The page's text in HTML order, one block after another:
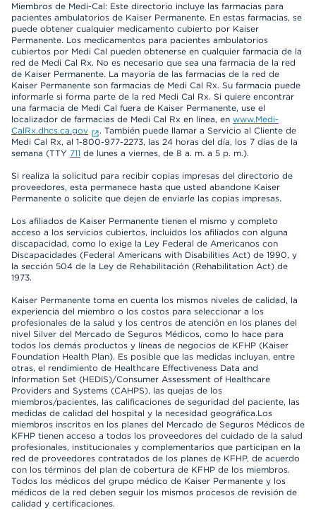
Miembros de Medi-Cal: Este directorio incluye las farmacias para
pacientes ambulatorios de Kaiser Permanente. En estas farmacias, se
puede obtener cualquier medicamento cubierto por Kaiser
Permanente. Los medicamentos para pacientes ambulatorios
cubiertos por Medi Cal pueden obtenerse en cualquier farmacia de la
red de Medi Cal Rx. No es necesario que sea una farmacia de la red
de Kaiser Permanente. La mayoría de las farmacias de la red de
Kaiser Permanente son farmacias de Medi Cal Rx. Su farmacia puede
informarle si forma parte de la red Medi Cal Rx. Si quiere encontrar
una farmacia de Medi Cal fuera de Kaiser Permanente, use el
localizador de farmacias de Medi Cal Rx en línea, en www.Medi-
CalRx.dhcs.ca.gov
. También puede llamar a Servicio al Cliente de
Medi Cal Rx, al 1-800-977-2273, las 24 horas del día, los 7 días de la
semana (TTY 711 de lunes a viernes, de 8 a. m. a 5 p. m.).
Si realiza la solicitud para recibir copias impresas del directorio de
proveedores, esta permanece hasta que usted abandone Kaiser
Permanente o solicite que dejen de enviarle las copias impresas.
Los afiliados de Kaiser Permanente tienen el mismo y completo
acceso a los servicios cubiertos, incluidos los afiliados con alguna
discapacidad, como lo exige la Ley Federal de Americanos con
Discapacidades (Federal Americans with Disabilities Act) de 1990, y
la sección 504 de la Ley de Rehabilitación (Rehabilitation Act) de
1973.
Kaiser Permanente toma en cuenta los mismos niveles de calidad, la
experiencia del miembro o los costos para seleccionar a los
profesionales de la salud y los centros de atención en los planes del
nivel Silver del Mercado de Seguros Médicos, como lo hace para
todos los demás productos y líneas de negocios de KFHP (Kaiser
Foundation Health Plan). Es posible que las medidas incluyan, entre
otras, el rendimiento de Healthcare Effectiveness Data and
Information Set (HEDIS)/Consumer Assessment of Healthcare
Providers and Systems (CAHPS), las quejas de los
miembros/pacientes, las calificaciones de seguridad del paciente, las
medidas de calidad del hospital y la necesidad geográfica.Los
miembros inscritos en los planes del Mercado de Seguros Médicos de
KFHP tienen acceso a todos los proveedores del cuidado de la salud
profesionales, institucionales y complementarios que participan en la
red de proveedores contratados de los planes de KFHP, de acuerdo
con los términos del plan de cobertura de KFHP de los miembros.
Todos los médicos del grupo médico de Kaiser Permanente y los
médicos de la red deben seguir los mismos procesos de revisión de
calidad y certificaciones.